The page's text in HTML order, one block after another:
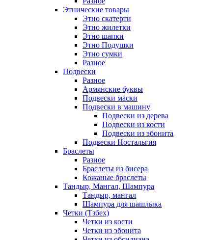
Этнические товары
Этно скатерти
Этно жилетки
Этно шапки
Этно Подушки
Этно сумки
Разное
Подвески
Разное
Армянские буквы
Подвески маски
Подвески в машину
Подвески из дерева
Подвески из кости
Подвески из эбонита
Подвески Ностальгия
Браслеты
Разное
Браслеты из бисера
Кожаные браслеты
Тандыр, Мангал, Шампура
Тандыр, мангал
Шампура для шашлыка
Четки (Тзбех)
Четки из кости
Четки из эбонита